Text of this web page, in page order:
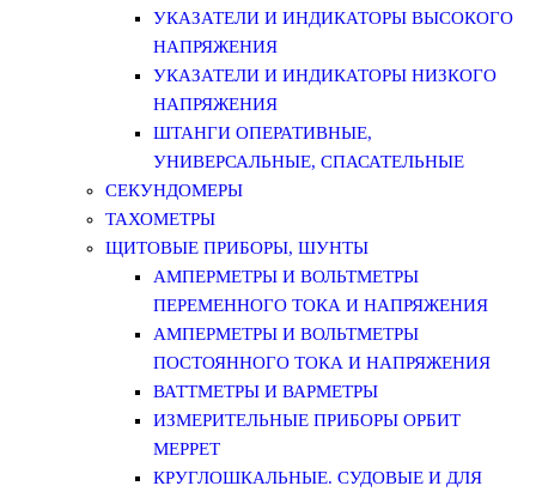
УКАЗАТЕЛИ И ИНДИКАТОРЫ ВЫСОКОГО
НАПРЯЖЕНИЯ
УКАЗАТЕЛИ И ИНДИКАТОРЫ НИЗКОГО
НАПРЯЖЕНИЯ
ШТАНГИ ОПЕРАТИВНЫЕ,
УНИВЕРСАЛЬНЫЕ, СПАСАТЕЛЬНЫЕ
СЕКУНДОМЕРЫ
ТАХОМЕТРЫ
ЩИТОВЫЕ ПРИБОРЫ, ШУНТЫ
АМПЕРМЕТРЫ И ВОЛЬТМЕТРЫ
ПЕРЕМЕННОГО ТОКА И НАПРЯЖЕНИЯ
АМПЕРМЕТРЫ И ВОЛЬТМЕТРЫ
ПОСТОЯННОГО ТОКА И НАПРЯЖЕНИЯ
ВАТТМЕТРЫ И ВАРМЕТРЫ
ИЗМЕРИТЕЛЬНЫЕ ПРИБОРЫ ОРБИТ
МЕРРЕТ
КРУГЛОШКАЛЬНЫЕ. СУДОВЫЕ И ДЛЯ